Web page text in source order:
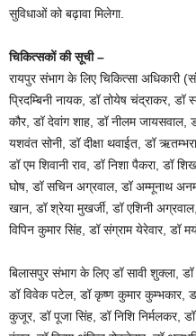
सुविधाओं को बढ़ावा मिलेगा.
चिकित्सकों की सूची –
रायपुर संभाग के लिए चिकित्सा अधिकारी
प्रिदम्बिनी नायक, डॉ तोयेष चंद्राकर, डॉ
कौर, डॉ देवांग शाह, डॉ नीलम
यशवंत सोनी, डॉ दीक्षा थवाईत, डॉ
डॉ एम शिवानी राव, डॉ निशा पैकरा, डॉ
घोष, डॉ सचिन अग्रवाल, डॉ अम्मूनाथ
खान, डॉ श्रेया मुखर्जी, डॉ एशिनी
विपिन कुमार सिंह, डॉ संग्राम येरेवार, डॉ
बिलासपुर संभाग के लिए डॉ सावी शुक्ला,
डॉ विवेक पटेल, डॉ कृष्ण कुमार कुम्भकार,
कुजूर, डॉ पूजा सिंह, डॉ निशि निर्मलकर,